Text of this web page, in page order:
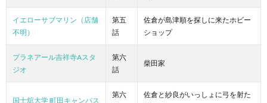
イエローサブマリン（店舗
不明）
第五
話
佐倉が島津順を探しに来たホビー
ショップ
プラネアール吉祥寺Aスタ
ジオ
第六
話
柴田家
国士舘大学 町田キャンパス
第六
佐倉と紗良がいっしょに弓を射た